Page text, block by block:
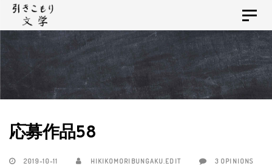
Skip
links
Skip
to
Toggle
応募作品58
2019-10-11 HIKIKOMORIBUNGAKU.EDIT 3 OPINIONS